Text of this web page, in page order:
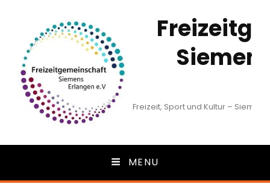
Freizeit, Sport und Kultur –
MENU